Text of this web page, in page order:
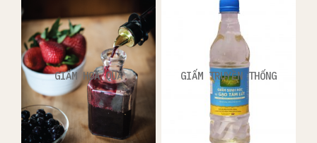
GIẤM HOA QUẢ GIẤM TRUYỀN THỐNG